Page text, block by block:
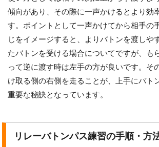
傾向があり、その際に一声かけるとより効
す。ポイントとして一声かけてから相手の
じをイメージすると、よりバトンを渡しや
たバトンを受ける場合についてですが、も
って逆に渡す時は左手の方が良いです。そ
け取る側の右側を走ることが、上手にバト
重要な秘訣となっています。
リレーバトンパス練習の手順・方